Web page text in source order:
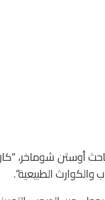
أوستن شوماخر،
الطبيعية”.